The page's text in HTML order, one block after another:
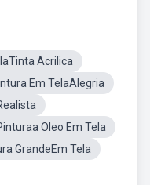
Acrilica
Em TelaAlegria
Oleo Em Tela
GrandeEm Tela